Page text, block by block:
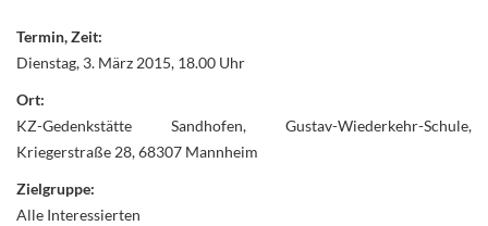
Termin, Zeit:
Dienstag, 3. März 2015, 18.00 Uhr
Ort:
KZ-Gedenkstätte Sandhofen, Gustav-Wiederkehr-Schule,
Kriegerstraße 28, 68307 Mannheim
Zielgruppe:
Alle Interessierten